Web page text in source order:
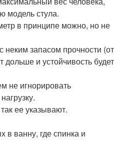
модель стула.
в принципе можно, но не
запасом прочности (от
дольше и устойчивость будет
не игнорировать
ее указывают.
в ванну, где спинка и